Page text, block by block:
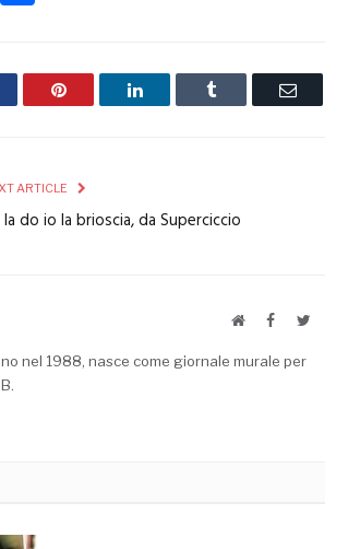
Pinterest LinkedIn Tumblr Email
ARTICLE
la do io la brioscia, da Superciccio
WebsiteFacebookTwitter
nel 1988, nasce come giornale murale per